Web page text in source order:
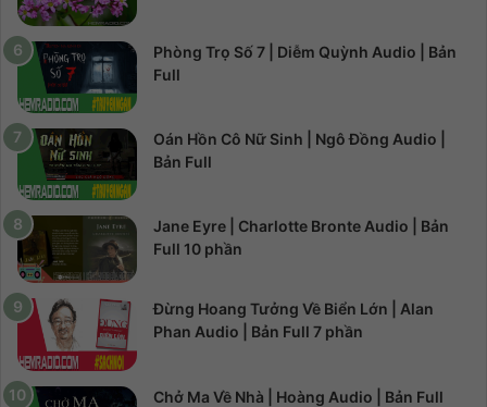
Phòng Trọ Số 7 | Diễm Quỳnh Audio | Bản
Full
Oán Hồn Cô Nữ Sinh | Ngô Đồng Audio |
Bản Full
Jane Eyre | Charlotte Bronte Audio | Bản
Full 10 phần
Đừng Hoang Tưởng Về Biển Lớn | Alan
Phan Audio | Bản Full 7 phần
Chở Ma Về Nhà | Hoàng Audio | Bản Full